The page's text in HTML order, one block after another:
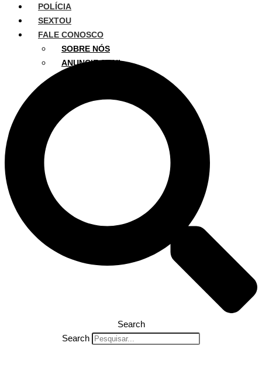
POLÍCIA
SEXTOU
FALE CONOSCO
SOBRE NÓS
ANUNCIE AQUI
Search
Search